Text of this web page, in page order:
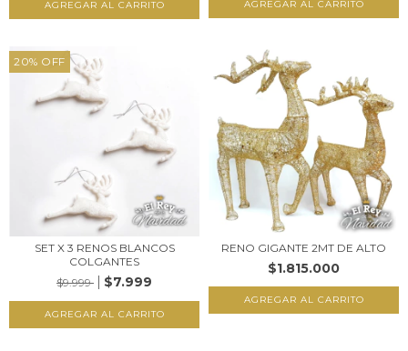
20% OFF
SET X 3 RENOS BLANCOS
COLGANTES
$9.999
$7.999
RENO GIGANTE 2MT DE ALTO
$1.815.000